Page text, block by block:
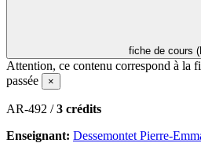
fiche de cours
Attention, ce contenu correspond à la
passée
×
AR-492 /3 crédits
Enseignant: Dessemontet Pierre-